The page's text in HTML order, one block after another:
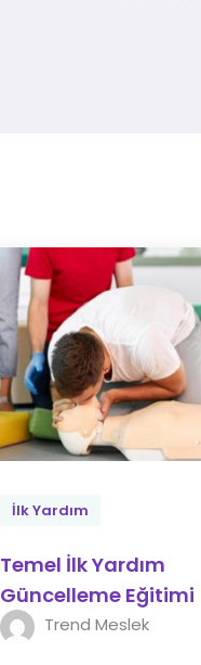
İlk Yardım
Temel İlk Yardım
Güncelleme Eğitimi
Trend Meslek